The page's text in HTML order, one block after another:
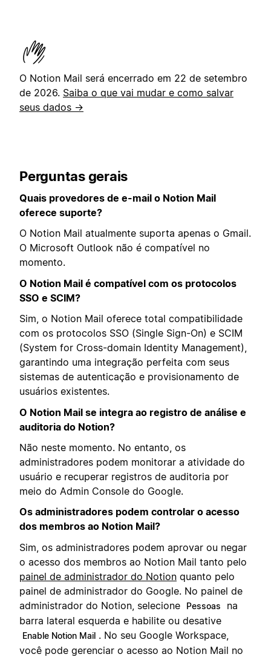
O Notion Mail será encerrado em 22 de setembro
de 2026. Saiba o que vai mudar e como salvar
seus dados →
Perguntas gerais
Quais provedores de e-mail o Notion Mail
oferece suporte?
O Notion Mail atualmente suporta apenas o Gmail.
O Microsoft Outlook não é compatível no
momento.
O Notion Mail é compatível com os protocolos
SSO e SCIM?
Sim, o Notion Mail oferece total compatibilidade
com os protocolos SSO (Single Sign-On) e SCIM
(System for Cross-domain Identity Management),
garantindo uma integração perfeita com seus
sistemas de autenticação e provisionamento de
usuários existentes.
O Notion Mail se integra ao registro de análise e
auditoria do Notion?
Não neste momento. No entanto, os
administradores podem monitorar a atividade do
usuário e recuperar registros de auditoria por
meio do Admin Console do Google.
Os administradores podem controlar o acesso
dos membros ao Notion Mail?
Sim, os administradores podem aprovar ou negar
o acesso dos membros ao Notion Mail tanto pelo
painel de administrador do Notion quanto pelo
painel de administrador do Google. No painel de
administrador do Notion, selecione
Pessoas
na
barra lateral esquerda e habilite ou desative
Enable Notion Mail . No seu Google Workspace,
você pode gerenciar o acesso ao Notion Mail no